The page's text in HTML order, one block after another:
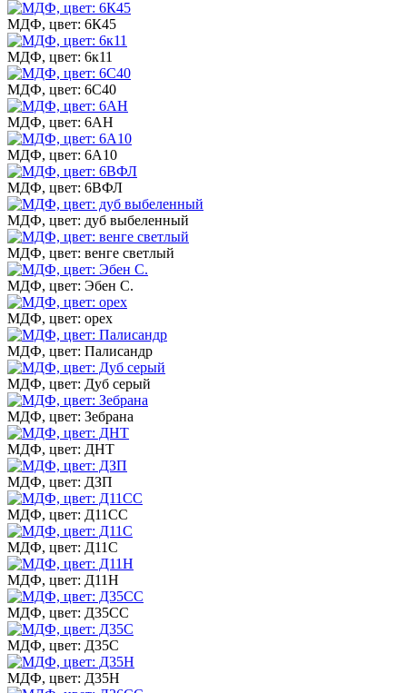
МДФ, цвет: 6К45
МДФ, цвет: 6к11
МДФ, цвет: 6С40
МДФ, цвет: 6АН
МДФ, цвет: 6А10
МДФ, цвет: 6ВФЛ
МДФ, цвет: дуб выбеленный
МДФ, цвет: венге светлый
МДФ, цвет: Эбен С.
МДФ, цвет: орех
МДФ, цвет: Палисандр
МДФ, цвет: Дуб серый
МДФ, цвет: Зебрана
МДФ, цвет: ДНТ
МДФ, цвет: ДЗП
МДФ, цвет: Д11СС
МДФ, цвет: Д11С
МДФ, цвет: Д11Н
МДФ, цвет: Д35СС
МДФ, цвет: Д35С
МДФ, цвет: Д35Н